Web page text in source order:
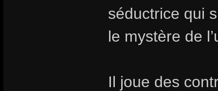
séductrice qui
le mystère de
Il joue des